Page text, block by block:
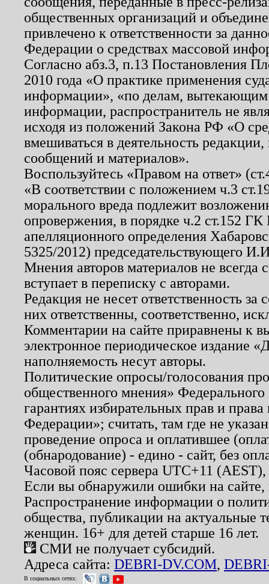
общественных организаций и
привлечено к ответственности за
Федерации о средствах массовой
Согласно абз.3, п.13 Постановления
2010 года «О практике применения
информации», «по делам, вытекающим
информации, распространитель не
исходя из положений Закона РФ «О
вмешиваться в деятельность
сообщений и материалов».
Воспользуйтесь «Правом на ответ»
«В соответствии с положением ч.3
морального вреда подлежит
опровержения, в порядке ч.2 ст.152
апелляционного определения
5325/2012) председательствующего
Мнения авторов материалов не
вступает в переписку с авторами.
Редакция не несет ответственность
них ответственны, соответственно,
Комментарии на сайте приравнены к
электронное периодическое издание
наполняемость несут авторы.
Политические опросы/голосования
общественного мнения»
гарантиях избирательных прав и
Федерации»; считать, там где не
проведение опроса и оплатившее
(обнародование) - едино - сайт, без
Часовой пояс сервера UTC+11
Если вы обнаружили ошибки на
Распространение информации о
общества, публикации на актуальные
женщин. 16+ для детей старше 16 лет.
СМИ не получает субсидий.
Адреса сайта: DEBRI-DV.COM,
В социальных сетях: